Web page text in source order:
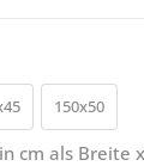
150x50
cm als Breite